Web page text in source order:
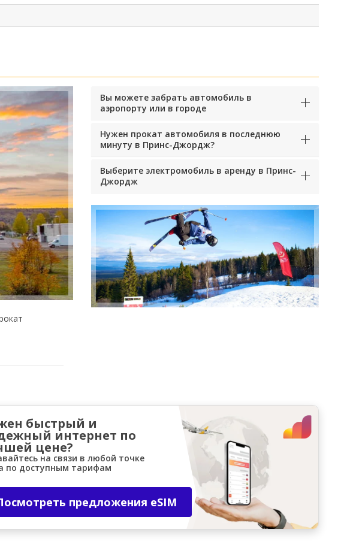
Вы можете забрать автомобиль в
аэропорту или в городе
Нужен прокат автомобиля в последнюю
минуту в Принс-Джордж?
Выберите электромобиль в аренду в Принс-
Джордж
быстрый и
интернет по
цене?
на связи в любой точке
по доступным тарифам
предложения eSIM